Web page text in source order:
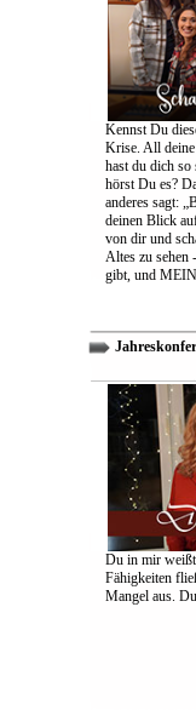
Kennst Du
Krise. All deine
hast du dich so
hörst Du es?
anderes sagt:
deinen Blick
von dir und
Altes zu sehen
gibt, und
Du in mir
Fähigkeiten
Mangel aus.